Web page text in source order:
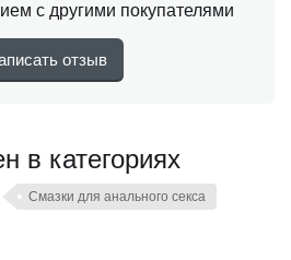
с другими покупателями
отзыв
в категориях
Смазки для анального секса